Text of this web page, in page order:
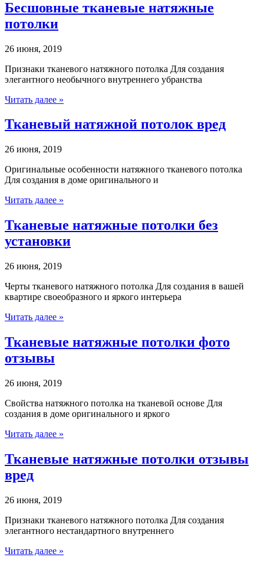
Бесшовные тканевые натяжные
потолки
26 июня, 2019
Признаки тканевого натяжного потолка Для создания
элегантного необычного внутреннего убранства
Читать далее »
Тканевый натяжной потолок вред
26 июня, 2019
Оригинальные особенности натяжного тканевого потолка
Для создания в доме оригинального и
Читать далее »
Тканевые натяжные потолки без
установки
26 июня, 2019
Черты тканевого натяжного потолка Для создания в вашей
квартире своеобразного и яркого интерьера
Читать далее »
Тканевые натяжные потолки фото
отзывы
26 июня, 2019
Свойства натяжного потолка на тканевой основе Для
создания в доме оригинального и яркого
Читать далее »
Тканевые натяжные потолки отзывы
вред
26 июня, 2019
Признаки тканевого натяжного потолка Для создания
элегантного нестандартного внутреннего
Читать далее »